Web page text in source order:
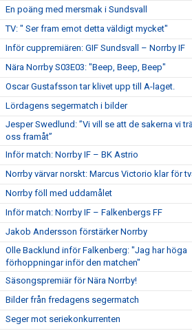
En poäng med mersmak i Sundsvall
TV: " Ser fram emot detta väldigt mycket"
Inför cuppremiären: GIF Sundsvall – Norrby IF
Nära Norrby S03E03: "Beep, Beep, Beep"
Oscar Gustafsson tar klivet upp till A-laget.
Lördagens segermatch i bilder
Jesper Swedlund: ”Vi vill se att de sakerna vi
oss framåt”
Inför match: Norrby IF – BK Astrio
Norrby värvar norskt: Marcus Victorio klar för
Norrby föll med uddamålet
Inför match: Norrby IF – Falkenbergs FF
Jakob Andersson förstärker Norrby
Olle Backlund inför Falkenberg: "Jag har höga
förhoppningar inför den matchen"
Säsongspremiär för Nära Norrby!
Bilder från fredagens segermatch
Seger mot seriekonkurrenten